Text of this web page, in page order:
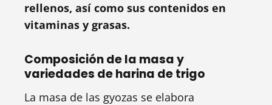
rellenos, así como sus contenidos en
vitaminas y grasas.
Composición de la masa y
variedades de harina de trigo
La masa de las gyozas se elabora